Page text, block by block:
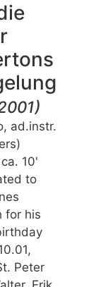
)
ad.instr.
10'
to
for his
Peter